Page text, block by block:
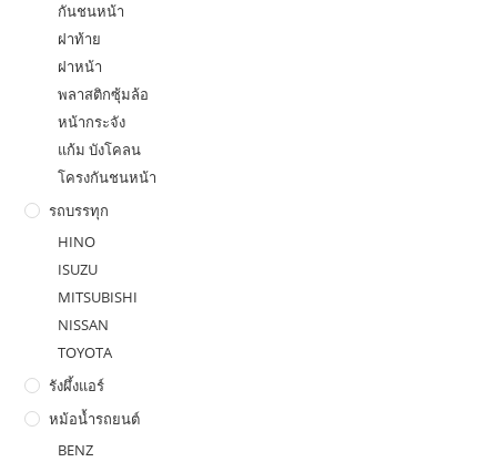
กันชนหน้า
ฝาท้าย
ฝาหน้า
พลาสติกซุ้มล้อ
หน้ากระจัง
แก้ม บังโคลน
โครงกันชนหน้า
รถบรรทุก
HINO
ISUZU
MITSUBISHI
NISSAN
TOYOTA
รังผึ้งแอร์
หม้อน้ำรถยนต์
BENZ